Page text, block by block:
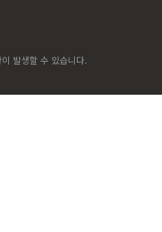
발생할 수 있습니다.